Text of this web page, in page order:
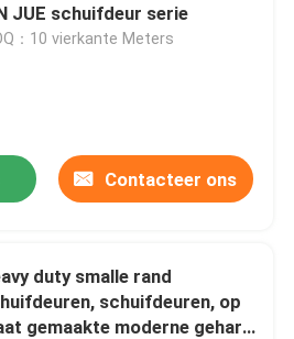
JUE schuifdeur serie
：10 vierkante Meters
Contacteer ons
duty smalle rand
schuifdeuren, op
gemaakte moderne gehard